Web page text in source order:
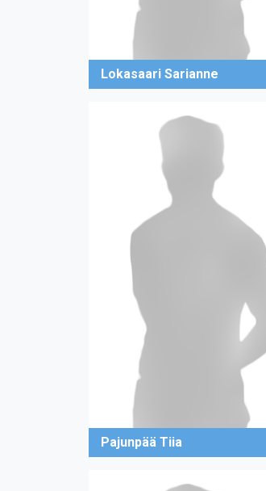
Lokasaari Sarianne
Pajunpää Tiia